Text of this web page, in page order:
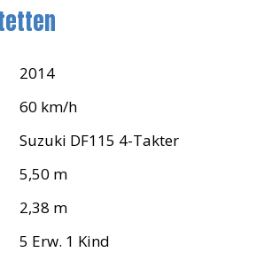
2014
60 km/h
Suzuki DF115 4-Takter
5,50 m
2,38 m
5 Erw. 1 Kind